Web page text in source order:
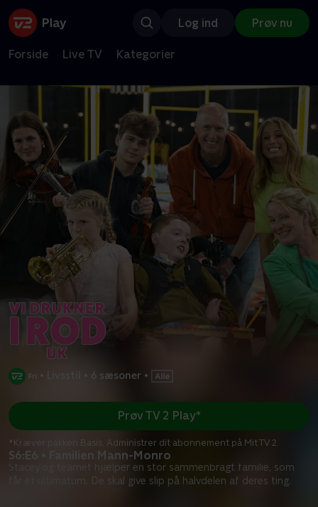
Log ind Prøv nu
Forside Live TV Kategorier
• 6 sæsoner •
S6:E6 • Familien Mann-Monro
Stacey og teamet hjælper en stor sammenbragt familie, som
får et ultimatum: De skal give slip på halvdelen af deres ting.
Prøv TV 2 Play*
*Kræver pakken Basis. Administrer dit abonnement på Mit TV 2.